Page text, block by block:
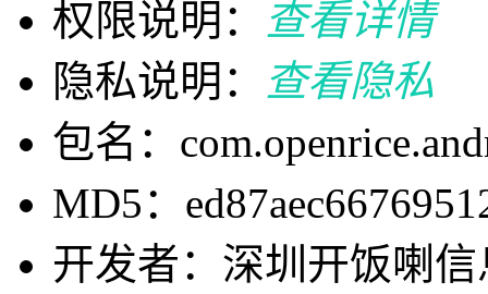
权限说明：
查看详情
隐私说明：
查看隐私
包名：
MD5：
开发者：深圳开饭喇